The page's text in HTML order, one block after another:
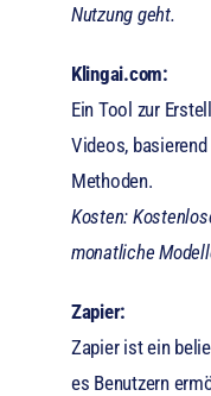
Nutzung geht.
Klingai.com:
Ein Tool zur
Videos,
Methoden.
Kosten:
monatliche
Zapier:
Zapierist ein
es Benutzern